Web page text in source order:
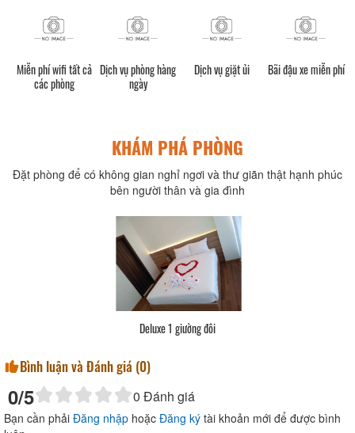
Miễn phí wifi tất cả
các phòng
Dịch vụ phòng hàng
ngày
Dịch vụ giặt ủi Bãi đậu xe miễn phí
KHÁM PHÁ PHÒNG
Đặt phòng để có không gian nghỉ ngơi và thư giãn thật hạnh phúc
bên người thân và gia đình
Deluxe 1 giường đôi
Bình luận và Đánh giá (0)
0/5 0 Đánh giá
Bạn cần phải Đăng nhập hoặc Đăng ký tài khoản mới để được bình